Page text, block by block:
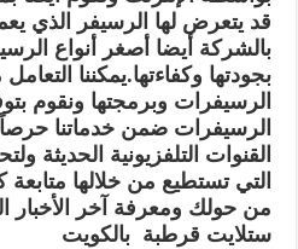
قد يتعرض لها الرسيفر الذي
بالشركة أيضا أصغر أنواع
بجودتها وكفاءتها.يمكننا
الرسيفرات وبرمجتها ونقوم
الرسيفرات ضمن خدماتنا حرصاً
القنوات التلفزيونية الحديثة
التي تستطيع من خلالها
من حولك ومعرفة آخر الأخبار
ستلايت قرطبة بالكويت